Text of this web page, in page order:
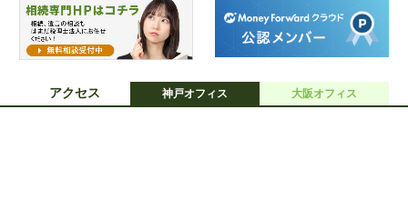
アクセス 神戸オフィス 大阪オフィス